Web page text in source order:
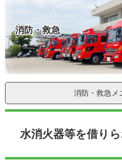
消防・救急
消防・救急メ
本
水消火器等を借り